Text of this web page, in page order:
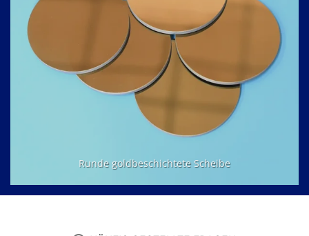
Runde goldbeschichtete Scheibe